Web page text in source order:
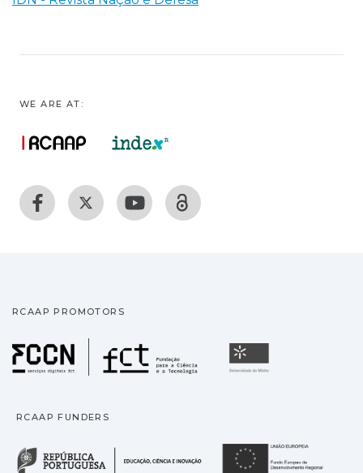
WE ARE AT:
RCAAP PROMOTORS
Fundação para a
RCAAP FUNDERS
República Portuguesa